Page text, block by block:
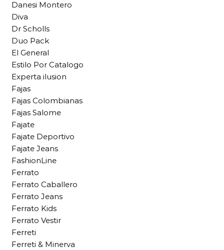
Danesi Montero
Diva
Dr Scholls
Duo Pack
El General
Estilo Por Catalogo
Experta ilusion
Fajas
Fajas Colombianas
Fajas Salome
Fajate
Fajate Deportivo
Fajate Jeans
FashionLine
Ferrato
Ferrato Caballero
Ferrato Jeans
Ferrato Kids
Ferrato Vestir
Ferreti
Ferreti & Minerva